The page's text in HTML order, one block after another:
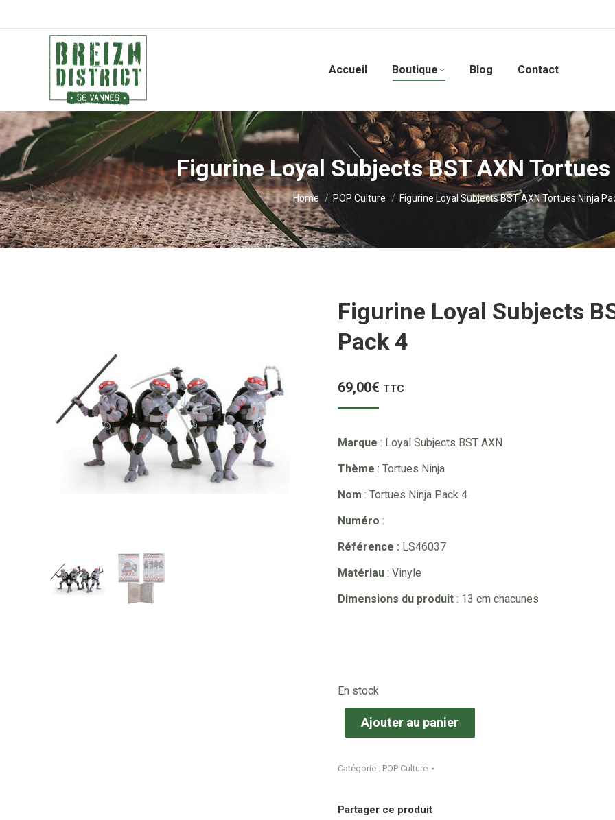
Accueil Boutique Blog Contact
Figurine Loyal Subjects BST AXN
You are here:
Home POP Culture Figurine Loyal Subjects BST AXN Tortues Ninja
Figurine Loyal Subjects
Pack 4
69,00€ TTC
Marque : Loyal Subjects BST AXN
Thème : Tortues Ninja
Nom : Tortues Ninja Pack 4
Numéro :
Référence : LS46037
Matériau : Vinyle
Dimensions du produit : 13 cm chacunes
En stock
Ajouter au panier
Catégorie : POP Culture
Partager ce produit